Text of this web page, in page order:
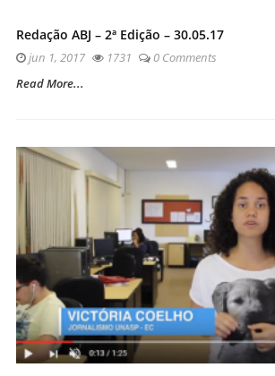
Redação ABJ – 2ª Edição – 30.05.17
jun 1, 2017 1731
0 Comments
Read More...